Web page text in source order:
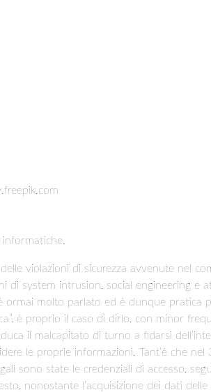
informatiche.
violazioni di sicurezza avvenute nel
di system intrusion, social engineering e
ormai molto parlato ed è dunque pratica
è proprio il caso di dirlo, con minor
il malcapitato di turno a fidarsi
le proprie informazioni. Tant’è che
sono state le credenziali di accesso,
nonostante l’acquisizione dei dati